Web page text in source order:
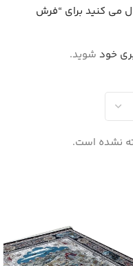
نشده است.
می کنید برای “فرش
خود شوید.